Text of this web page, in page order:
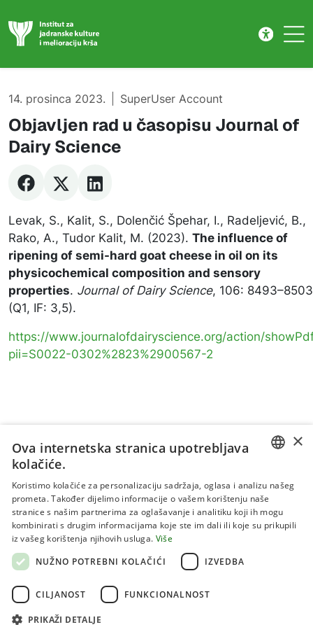
14. prosinca 2023. SuperUser Account
Objavljen rad u časopisu Journal of
Dairy Science
Levak, S., Kalit, S., Dolenčić Špehar, I., Radeljević, B.,
Rako, A., Tudor Kalit, M. (2023). The influence of
ripening of semi-hard goat cheese in oil on its
physicochemical composition and sensory
properties. Journal of Dairy Science, 106:
(Q1, IF: 3,5).
https://www.journalofdairyscience.org/action/
pii=S0022-0302%2823%2900567-2
Uvjeti korištenja
Politika privatnosti
Kolačići
ENGLISH
×
Ova internetska stranica upotrebljava
kolačiće.
Koristimo kolačiće za personalizaciju sadržaja, oglasa i analizu našeg
prometa. Također dijelimo informacije o vašem korištenju naše
stranice s našim partnerima za oglašavanje i analitiku koji ih mogu
kombinirati s drugim informacijama koje ste im dali ili koje su prikupili
iz vašeg korištenja njihovih usluga. Više
NUŽNO POTREBNI KOLAČIĆI
IZVEDBA
CILJANOST FUNKCIONALNOST
PRIKAŽI DETALJE